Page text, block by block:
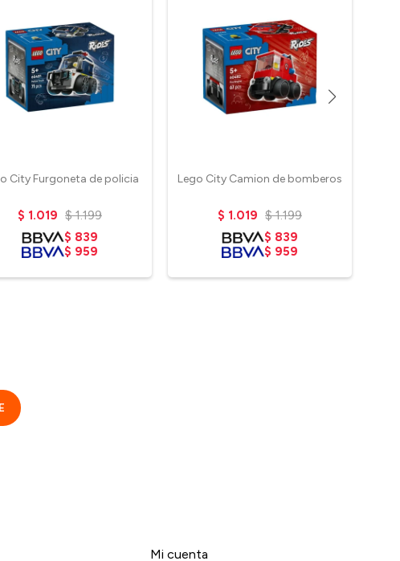
City Furgoneta de policia
$ 1.019 $ 1.199
$ 839
$ 959
Lego City Camion de bomberos
$ 1.019 $ 1.199
$ 839
$ 959
Mi cuenta